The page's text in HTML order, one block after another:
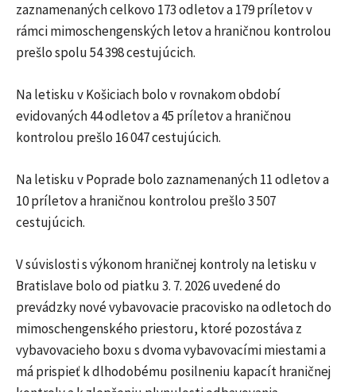
zaznamenaných celkovo 173 odletov a 179 príletov v
rámci mimoschengenských letov a hraničnou kontrolou
prešlo spolu 54 398 cestujúcich.
Na letisku v Košiciach bolo v rovnakom období
evidovaných 44 odletov a 45 príletov a hraničnou
kontrolou prešlo 16 047 cestujúcich.
Na letisku v Poprade bolo zaznamenaných 11 odletov a
10 príletov a hraničnou kontrolou prešlo 3 507
cestujúcich.
V súvislosti s výkonom hraničnej kontroly na letisku v
Bratislave bolo od piatku 3. 7. 2026 uvedené do
prevádzky nové vybavovacie pracovisko na odletoch do
mimoschengenského priestoru, ktoré pozostáva z
vybavovacieho boxu s dvoma vybavovacími miestami a
má prispieť k dlhodobému posilneniu kapacít hraničnej